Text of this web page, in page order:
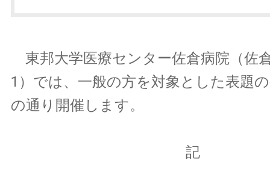
東邦大学医療センター佐倉病院（佐
1）では、一般の方を対象とした表題
の通り開催します。
記